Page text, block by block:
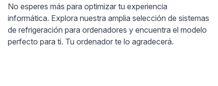
No esperes más para optimizar tu experiencia
informática. Explora nuestra amplia selección de sistemas
de refrigeración para ordenadores y encuentra el modelo
perfecto para ti. Tu ordenador te lo agradecerá.